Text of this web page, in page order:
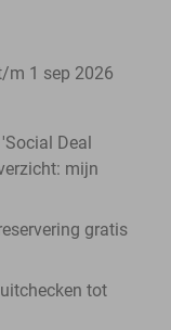
m 1 sep 2026
Deal
mijn
gratis
tot